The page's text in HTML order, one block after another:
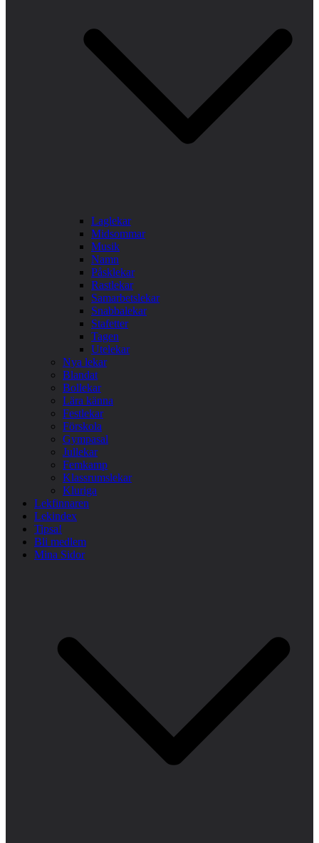
Laglekar
Midsommar
Musik
Namn
Påsklekar
Rastlekar
Samarbetslekar
Snabbalekar
Stafetter
Tagen
Utelekar
Nya lekar
Blandat
Bollekar
Lära känna
Festlekar
Förskola
Gympasal
Jullekar
Femkamp
Klassrumslekar
Kluriga
Lekfinnaren
Lekindex
Tipsa!
Bli medlem
Mina Sidor